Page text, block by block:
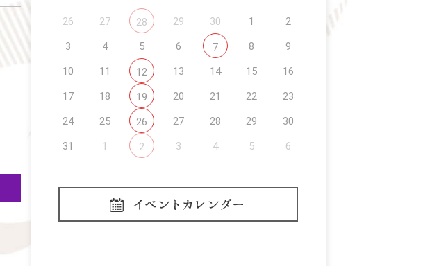
26 27 28 29 30 1
2
3
4 5 6 7 8
9
10
11 12 13 14 15
16
17
18 19 20 21 22
23
24
25 26 27 28 29
30
31
1 2 3 4 5 6